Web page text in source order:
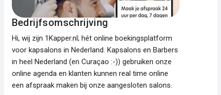
Bedrijfsomschrijving
Hi, wij zijn 1Kapper.nl; hét online boekingsplatform
voor kapsalons in Nederland. Kapsalons en Barbers
in heel Nederland (en Curaçao :-)) gebruiken onze
online agenda en klanten kunnen real time online
een afspraak maken bij onze aangesloten salons.